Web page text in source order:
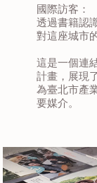
國際訪客：
透過書籍認
對這座城市
這是一個連
計畫，展現
為臺北市產
要媒介。